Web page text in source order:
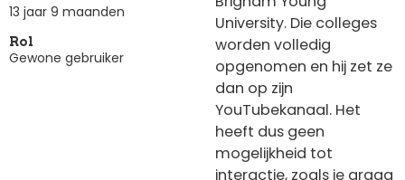
13 jaar 9 maanden
Rol
Gewone gebruiker
University. Die colleges
worden volledig
opgenomen en hij zet ze
dan op zijn
YouTubekanaal. Het
heeft dus geen
mogelijkheid tot
interactie, zoals je graag